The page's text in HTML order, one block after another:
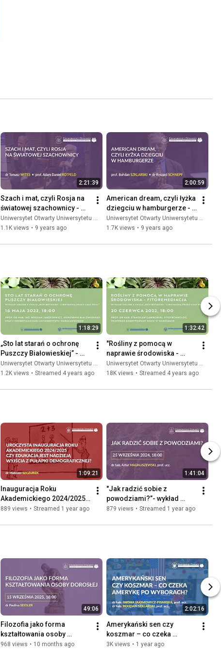
2:21:39
Szach i mat, czyli Rosja na
światowej szachownicy -
wykład otwarty
Uniwersytet Otwarty Uniwersytetu Warszawskiego
1.1K views • 9 years ago
2:00:59
American dream, czyli łyżka
dziegciu w hamburgerze -
wykład otwarty
Uniwersytet Otwarty Uniwersytetu Warszawskiego
1.7K views • 9 years ago
1:18:29
„Sto lat starań o ochronę
Puszczy Białowieskiej” -
wykład online
Uniwersytet Otwarty Uniwersytetu Warszawskiego
1.2K views • Streamed 4 years ago
1:32:42
"Rośliny z pomocą w
naprawie środowiska -
Fitoremediacja”- wykład
online
Uniwersytet Otwarty Uniwersytetu Warszawskiego
18K views • Streamed 4 years ago
1:09:21
Inauguracja Roku
Akademickiego 2024/2025
UOUW!
889 views • Streamed 1 year ago
1:41:04
"Jak radzić sobie z
powodziami?”- wykład
online.
879 views • Streamed 1 year ago
49:06
Filozofia jako forma
kształtowania osoby
dorosłej – wykład online
968 views • 10 months ago
2:02:16
Amerykański sen czy
koszmar – co czeka
Amerykę po wyborach?
3K views • 1 year ago